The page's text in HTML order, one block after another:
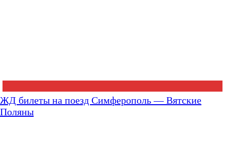
ЖД билеты на поезд Симферополь — Вятские
Поляны